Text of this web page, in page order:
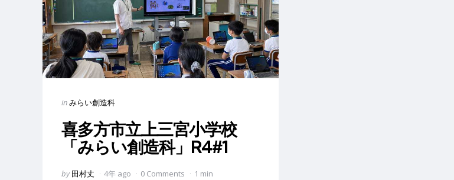
Categories
Posted
inみらい創造科
喜多方市立上三宮小学校
「みらい創造科」R4#1
Posted
by 田村丈 4年 ago 0 Comments 1 min